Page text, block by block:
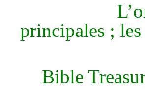
principales ; les
Bible